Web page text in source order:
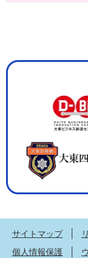
サイトマップ
個人情報保護